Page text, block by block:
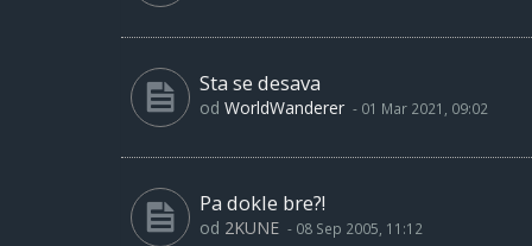
Sta se desava
od WorldWanderer - 01 Mar 2021, 09:02
Pa dokle bre?!
od 2KUNE - 08 Sep 2005, 11:12